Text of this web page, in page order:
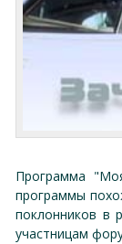
Программа
программы
поклонников в
участницам